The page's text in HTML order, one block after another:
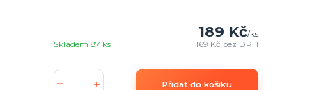
189 Kč/ks
169 Kč bez DPH
Skladem 87 ks
Přidat do košíku